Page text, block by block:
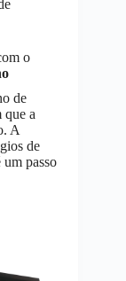
o
de
que a
A
de
um passo